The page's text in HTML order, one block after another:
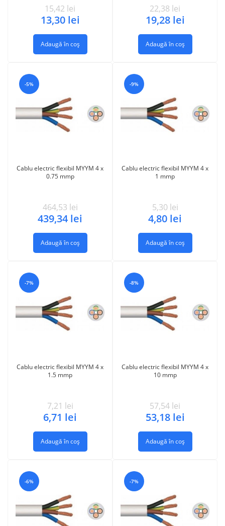
15,42 lei
13,30 lei
Adaugă în coș
22,38 lei
19,28 lei
Adaugă în coș
-5%
Cablu electric flexibil MYYM 4 x
0.75 mmp
464,53 lei
439,34 lei
Adaugă în coș
-9%
Cablu electric flexibil MYYM 4 x
1 mmp
5,30 lei
4,80 lei
Adaugă în coș
-7%
Cablu electric flexibil MYYM 4 x
1.5 mmp
7,21 lei
6,71 lei
Adaugă în coș
-8%
Cablu electric flexibil MYYM 4 x
10 mmp
57,54 lei
53,18 lei
Adaugă în coș
-6% -7%